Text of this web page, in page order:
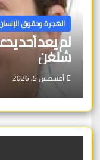
الهجرة وحقوق
لم يعد أحد
شنغن
أغسطس 5, 2026